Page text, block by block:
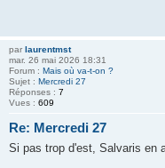
par laurentmst
mar. 26 mai 2026 18:31
Forum : Mais où va-t-on ?
Sujet : Mercredi 27
Réponses : 7
Vues : 609
Re: Mercredi 27
Si pas trop d'est, Salvaris en